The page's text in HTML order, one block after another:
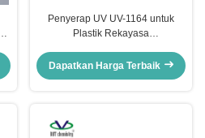
Penyerap UV UV-1164 untuk
Plastik Rekayasa
Film Penstabil Cahaya 1164 CAS
Dapatkan Harga Terbaik